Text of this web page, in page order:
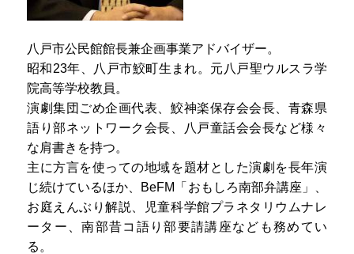
八戸市公民館館長兼企画事業アドバイザー。
昭和23年、八戸市鮫町生まれ。元八戸聖ウルスラ学
院高等学校教員。
演劇集団ごめ企画代表、鮫神楽保存会会長、青森県
語り部ネットワーク会長、八戸童話会会長など様々
な肩書きを持つ。
主に方言を使っての地域を題材とした演劇を長年演
じ続けているほか、BeFM「おもしろ南部弁講座」、
お庭えんぶり解説、児童科学館プラネタリウムナレ
ーター、南部昔コ語り部要請講座なども務めてい
る。